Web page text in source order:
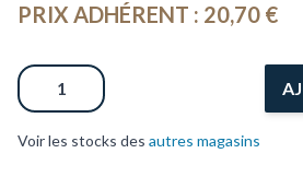
PRIX ADHÉRENT : 20,70 €
Quantité
Voir les stocks des autres magasins